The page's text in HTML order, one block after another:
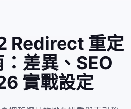
Redirect 重定
差異、SEO
實戰設定